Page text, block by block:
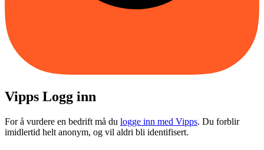
Vipps Logg inn
For å vurdere en bedrift må du logge inn med Vipps. Du forblir
imidlertid helt anonym, og vil aldri bli identifisert.